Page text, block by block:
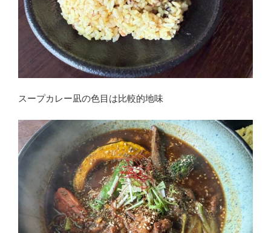
スープカレー凪の色目は比較的地味